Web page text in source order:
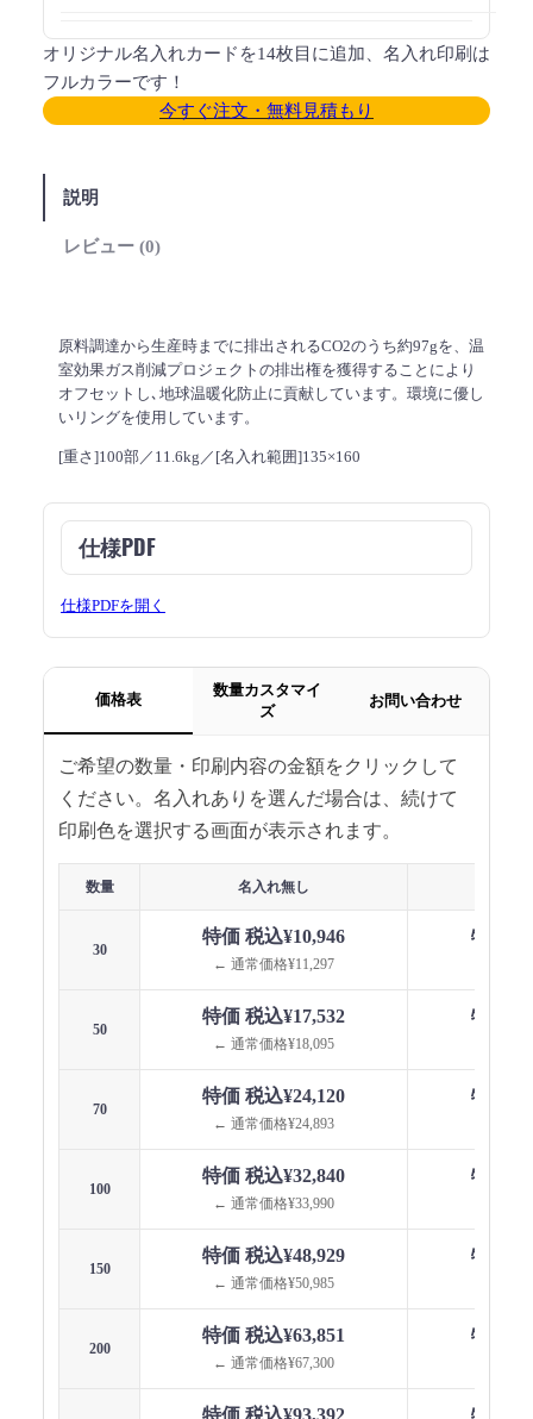
オリジナル名入れカードを14枚目に追加、名入れ印刷は
フルカラーです！
今すぐ注文・無料見積もり
説明
レビュー (0)
原料調達から生産時までに排出されるCO2のうち約97gを、温
室効果ガス削減プロジェクトの排出権を獲得することにより
オフセットし､地球温暖化防止に貢献しています。環境に優し
いリングを使用しています。
[重さ]100部／11.6kg／[名入れ範囲]135×160
仕様PDF
仕様PDFを開く
価格表
数量カスタマイ
ズ
お問い合わせ
ご希望の数量・印刷内容の金額をクリックして
ください。名入れありを選んだ場合は、続けて
印刷色を選択する画面が表示されます。
数量 名入れ無し
30
特価 税込¥10,946
← 通常価格¥11,297
特価
50
特価 税込¥17,532
← 通常価格¥18,095
特価
70
特価 税込¥24,120
← 通常価格¥24,893
特価
100
特価 税込¥32,840
← 通常価格¥33,990
特価
150
特価 税込¥48,929
← 通常価格¥50,985
特価
200
特価 税込¥63,851
← 通常価格¥67,300
特価
特価 税込¥93,392 特価